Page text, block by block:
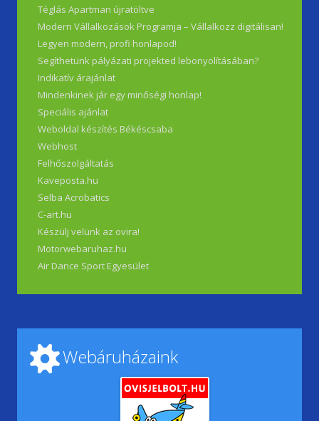
Téglás Apartman újratöltve
Modern Vállalkozások Programja – Vállalkozz digitálisan!
Legyen modern, profi honlapod!
Segíthetünk pályázati projekted lebonyolításában?
Indikatív árajánlat
Mindenkinek jár egy minőségi honlap!
Speciális ajánlat
Weboldal készítés Békéscsaba
Webhost
Felhőszolgáltatás
Kaveposta.hu
Selba Acrobatics
C-art.hu
Készülj velünk az ovira!
Motorwebaruhaz.hu
Air Dance Sport Egyesület
Webáruházaink